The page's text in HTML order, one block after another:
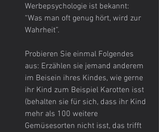
Werbepsychologie ist bekannt:
“Was man oft genug hört, wird zur
Wahrheit”.
Probieren Sie einmal Folgendes
aus: Erzählen sie jemand anderem
im Beisein ihres Kindes, wie gerne
ihr Kind zum Beispiel Karotten isst
(behalten sie für sich, dass ihr Kind
mehr als 100 weitere
Gemüsesorten nicht isst, das trifft